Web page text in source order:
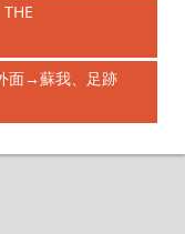
面→蘇我、足跡